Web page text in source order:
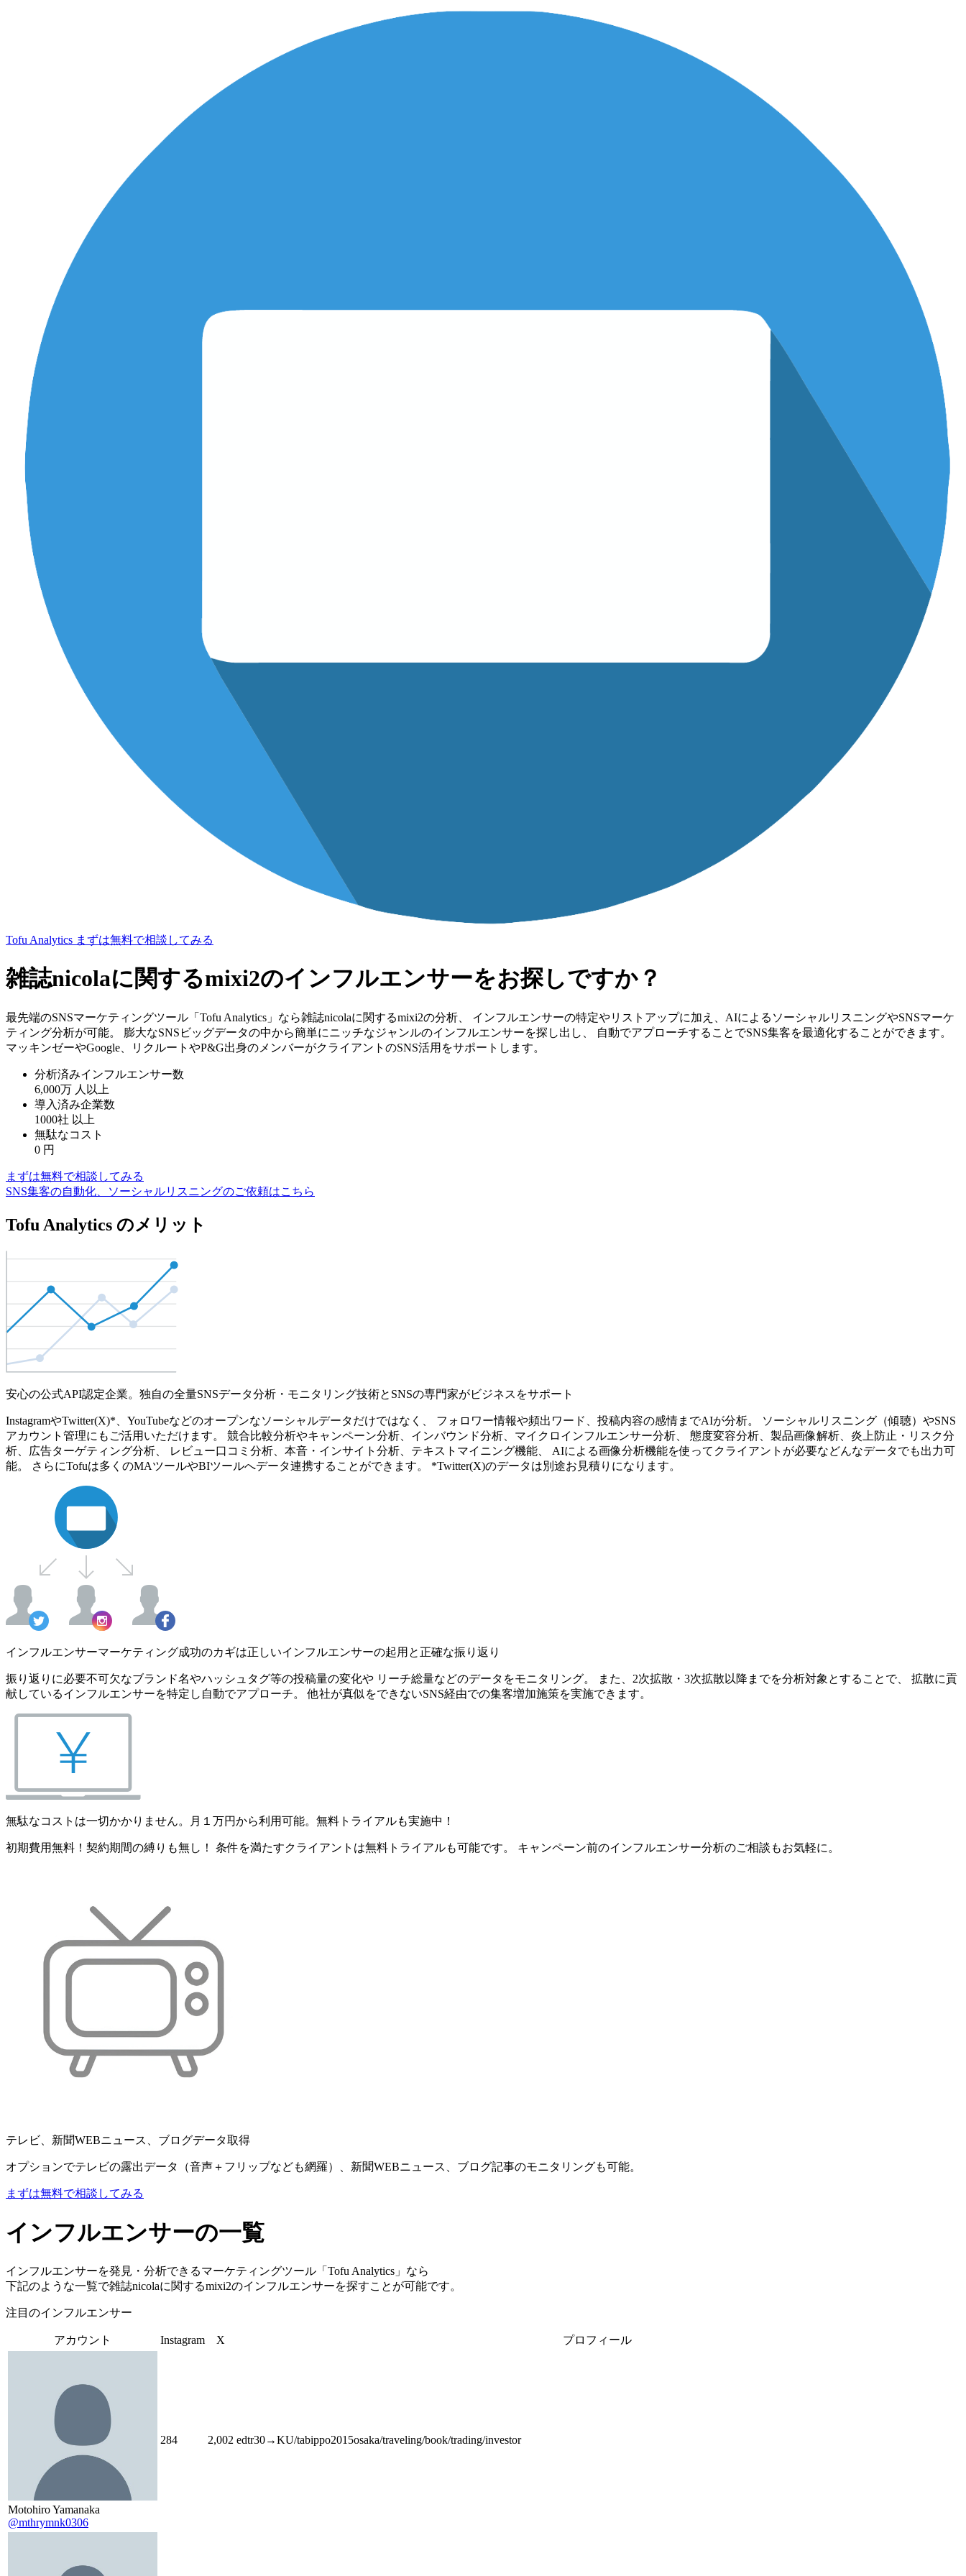
Tofu Analytics まずは無料で相談してみる
雑誌nicolaに関するmixi2のインフルエンサーをお探しですか？
最先端のSNSマーケティングツール「Tofu Analytics」なら雑誌nicolaに関するmixi2の分析、 インフルエンサーの特定やリストアップに加え、AIによるソーシャルリスニングやSNSマーケ
ティング分析が可能。 膨大なSNSビッグデータの中から簡単にニッチなジャンルのインフルエンサーを探し出し、 自動でアプローチすることでSNS集客を最適化することができます。
マッキンゼーやGoogle、リクルートやP&G出身のメンバーがクライアントのSNS活用をサポートします。
分析済みインフルエンサー数
6,000万 人以上
導入済み企業数
1000社 以上
無駄なコスト
0 円
まずは無料で相談してみる
SNS集客の自動化、ソーシャルリスニングのご依頼はこちら
Tofu Analytics のメリット
安心の公式API認定企業。独自の全量SNSデータ分析・モニタリング技術とSNSの専門家がビジネスをサポート
InstagramやTwitter(X)*、YouTubeなどのオープンなソーシャルデータだけではなく、 フォロワー情報や頻出ワード、投稿内容の感情までAIが分析。 ソーシャルリスニング（傾聴）やSNS
アカウント管理にもご活用いただけます。 競合比較分析やキャンペーン分析、インバウンド分析、マイクロインフルエンサー分析、 態度変容分析、製品画像解析、炎上防止・リスク分
析、広告ターゲティング分析、 レビュー口コミ分析、本音・インサイト分析、テキストマイニング機能、 AIによる画像分析機能を使ってクライアントが必要などんなデータでも出力可
能。 さらにTofuは多くのMAツールやBIツールへデータ連携することができます。 *Twitter(X)のデータは別途お見積りになります。
インフルエンサーマーケティング成功のカギは正しいインフルエンサーの起用と正確な振り返り
振り返りに必要不可欠なブランド名やハッシュタグ等の投稿量の変化や リーチ総量などのデータをモニタリング。 また、2次拡散・3次拡散以降までを分析対象とすることで、 拡散に貢
献しているインフルエンサーを特定し自動でアプローチ。 他社が真似をできないSNS経由での集客増加施策を実施できます。
無駄なコストは一切かかりません。月１万円から利用可能。無料トライアルも実施中！
初期費用無料！契約期間の縛りも無し！ 条件を満たすクライアントは無料トライアルも可能です。 キャンペーン前のインフルエンサー分析のご相談もお気軽に。
テレビ、新聞WEBニュース、ブログデータ取得
オプションでテレビの露出データ（音声＋フリップなども網羅）、新聞WEBニュース、ブログ記事のモニタリングも可能。
まずは無料で相談してみる
インフルエンサーの一覧
インフルエンサーを発見・分析できるマーケティングツール「Tofu Analytics」なら
下記のような一覧で雑誌nicolaに関するmixi2のインフルエンサーを探すことが可能です。
注目のインフルエンサー
アカウント Instagram X プロフィール
Motohiro Yamanaka
@mthrymnk0306
284 2,002 edtr30→KU/tabippo2015osaka/traveling/book/trading/investor